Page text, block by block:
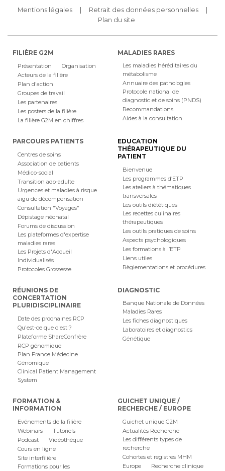
Mentions légales
Retrait des données personnelles
Plan du site
FILIÈRE G2M
Présentation
Organisation
Acteurs de la filière
Plan d'action
Groupes de travail
Les partenaires
Les posters de la filière
La filière G2M en chiffres
MALADIES RARES
Les maladies héréditaires du
métabolisme
Annuaire des pathologies
Protocole national de
diagnostic et de soins (PNDS)
Recommandations
Aides à la consultation
PARCOURS PATIENTS
Centres de soins
Association de patients
Médico-social
Transition ado-adulte
Urgences et maladies à risque
aigu de décompensation
Consultation "Voyages"
Dépistage néonatal
Forums de discussion
Les plateformes d'expertise
maladies rares
Les Projets d'Accueil
Individualisés
Protocoles Grossesse
EDUCATION
THÉRAPEUTIQUE DU
PATIENT
Bienvenue
Les programmes d’ETP
Les ateliers à thématiques
transversales
Les outils diététiques
Les recettes culinaires
thérapeutiques
Les outils pratiques de soins
Aspects psychologiques
Les formations à l’ETP
Liens utiles
Règlementations et procédures
RÉUNIONS DE
CONCERTATION
PLURIDISCIPLINAIRE
Date des prochaines RCP
Qu'est-ce que c'est ?
Plateforme ShareConfrère
RCP génomique
Plan France Médecine
Génomique
Clinical Patient Management
System
DIAGNOSTIC
Banque Nationale de Données
Maladies Rares
Les fiches diagnostiques
Laboratoires et diagnostics
Génétique
FORMATION &
INFORMATION
Evénements de la filière
Webinars
Tutoriels
Podcast
Vidéothèque
Cours en ligne
Site interfilière
Formations pour les
GUICHET UNIQUE /
RECHERCHE / EUROPE
Guichet unique G2M
Actualités Recherche
Les différents types de
recherche
Cohortes et registres MHM
Europe
Recherche clinique